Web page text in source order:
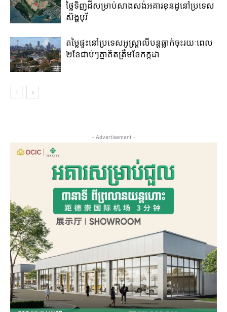
ថ្លៃ​ទិញ​ដី​សម្រាប់​សាងសង់​អគារខុនដូ​នៅ​ប្រទេស​
សិង្ហបុរី​
តម្លៃ​ផ្ទះ​នៅ​ប្រទេស​អូស្ត្រាលី​បន្ត​ធ្លាក់​ចុះ​រយៈ​ពេល​
២​ខែ​ជាប់ៗ​គ្នា​គិត​ត្រឹម​ខែ​កក្កដា​
- Advertisement -